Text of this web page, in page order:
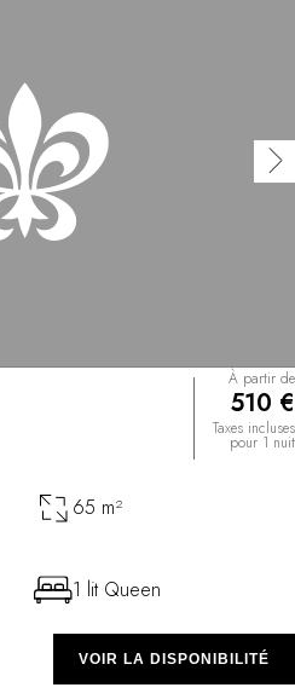
À partir de
510 €
Taxes incluses
pour 1 nuit
65 m²
1 lit Queen
VOIR LA DISPONIBILITÉ